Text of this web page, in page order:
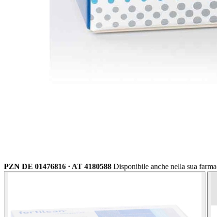
PZN DE 01476816 · AT 4180588 Disponibile anche nella sua